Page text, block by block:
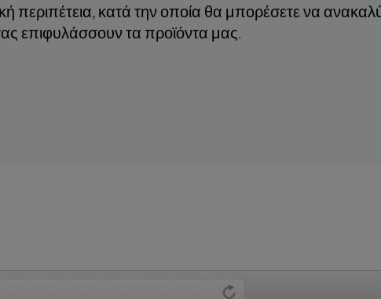
περιπέτεια, κατά την οποία θα μπορέσετε να
επιφυλάσσουν τα προϊόντα μας.